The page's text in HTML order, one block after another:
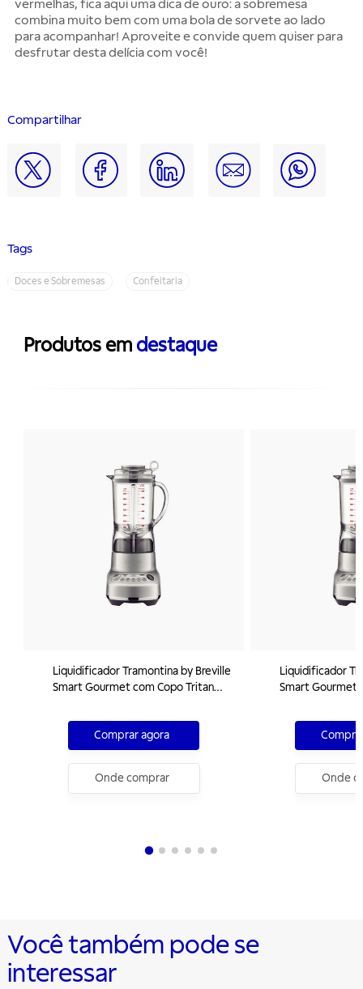
Compartilhar
Tags
Doces e Sobremesas Confeitaria
vermelhas, fica aqui uma dica de ouro: a sobremesa
combina muito bem com uma bola de sorvete ao lado
para acompanhar! Aproveite e convide quem quiser para
desfrutar desta delícia com você!
Produtos em destaque
Liquidificador Tramontina by Breville
Smart Gourmet com Copo Tritan
Comprar agora
Onde comprar
Liquidificador
Smart Gourmet
Onde
Você também pode se
interessar